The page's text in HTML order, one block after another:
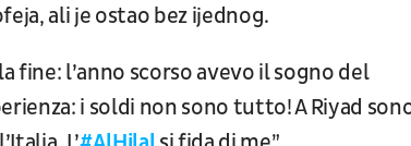
ali je ostao bez ijednog.
fine: l’anno scorso avevo il sogno del
i soldi non sono tutto! A Riyad